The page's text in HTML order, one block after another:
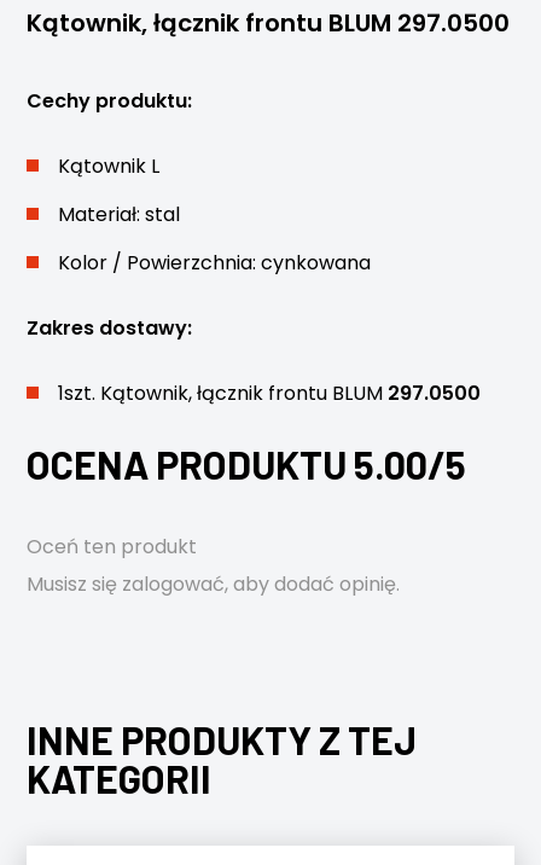
Kątownik, łącznik frontu BLUM 297.0500
Cechy produktu:
Kątownik L
Materiał: stal
Kolor / Powierzchnia: cynkowana
Zakres dostawy:
1szt. Kątownik, łącznik frontu BLUM 297.0500
OCENA PRODUKTU 5.00/5
Oceń ten produkt
Musisz się zalogować, aby dodać opinię.
INNE PRODUKTY Z TEJ
KATEGORII